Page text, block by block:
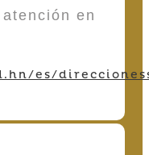
en
es/